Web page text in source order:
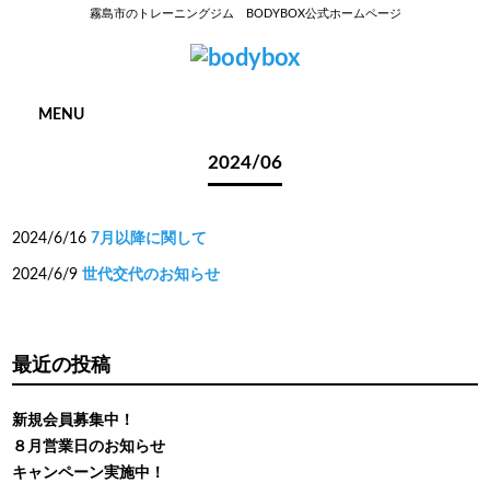
霧島市のトレーニングジム BODYBOX公式ホームページ
MENU
2024/06
2024/6/16 7月以降に関して
2024/6/9 世代交代のお知らせ
最近の投稿
新規会員募集中！
８月営業日のお知らせ
キャンペーン実施中！